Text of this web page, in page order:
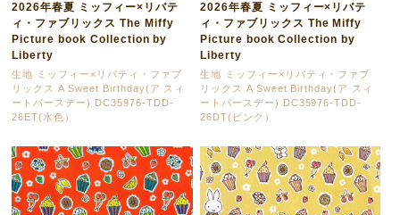
2026年春夏 ミッフィー×リバテ
ィ・ファブリックス The Miffy
Picture book Collection by
Liberty
生地 ミッフィー×リバティ・ファブ
リックス A Sweet Birthday(ア スィ
ートバースデー) DC35976-TDD-
26ET(水色）
2026年春夏 ミッフィー×リバテ
ィ・ファブリックス The Miffy
Picture book Collection by
Liberty
生地 ミッフィー×リバティ・ファブ
リックス A Sweet Birthday(ア スィ
ートバースデー) DC35976-TDD-
26DT(ピンク）